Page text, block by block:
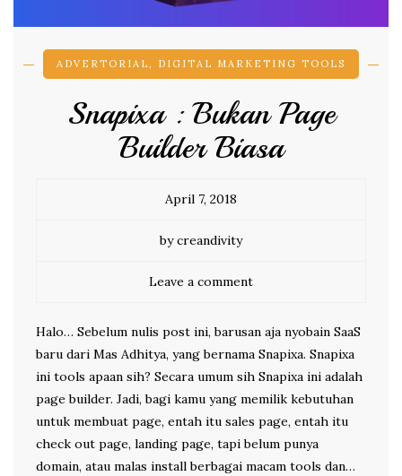
ADVERTORIAL, DIGITAL MARKETING TOOLS
Snapixa : Bukan Page
Builder Biasa
April 7, 2018
by creandivity
Leave a comment
Halo… Sebelum nulis post ini, barusan aja nyobain SaaS
baru dari Mas Adhitya, yang bernama Snapixa. Snapixa
ini tools apaan sih? Secara umum sih Snapixa ini adalah
page builder. Jadi, bagi kamu yang memilik kebutuhan
untuk membuat page, entah itu sales page, entah itu
check out page, landing page, tapi belum punya
domain, atau malas install berbagai macam tools dan…